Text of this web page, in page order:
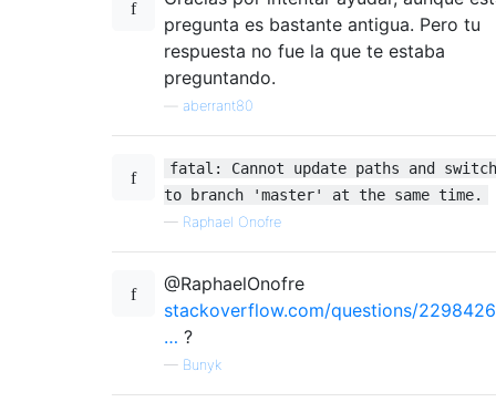
pregunta es bastante antigua. Pero tu
respuesta no fue la que te estaba
preguntando.
aberrant80
fatal: Cannot update paths and switch
to branch 'master' at the same time.
— Raphael Onofre
@RaphaelOnofre
stackoverflow.com/questions/
… ?
— Bunyk